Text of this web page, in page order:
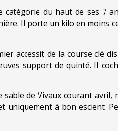
catégorie du haut de ses 7
Il porte un kilo en moins
accessit de la course clé
support de quinté. Il
de Vivaux courant
uniquement à bon escient.